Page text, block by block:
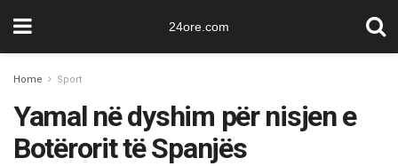
24ore.com
Home Sport
Yamal në dyshim për nisjen e
Botërorit të Spanjës